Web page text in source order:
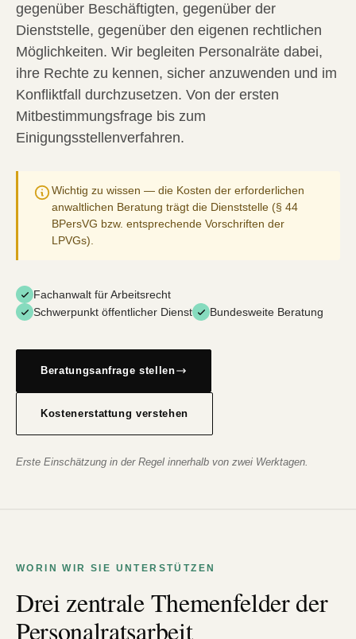
gegenüber Beschäftigten, gegenüber der
Dienststelle, gegenüber den eigenen rechtlichen
Möglichkeiten. Wir begleiten Personalräte dabei,
ihre Rechte zu kennen, sicher anzuwenden und im
Konfliktfall durchzusetzen. Von der ersten
Mitbestimmungsfrage bis zum
Einigungsstellenverfahren.
Wichtig zu wissen — die Kosten der erforderlichen
anwaltlichen Beratung trägt die Dienststelle (§ 44
BPersVG bzw. entsprechende Vorschriften der
LPVGs).
Fachanwalt für Arbeitsrecht
Schwerpunkt öffentlicher Dienst
Bundesweite Beratung
Beratungsanfrage stellen
Kostenerstattung verstehen
Erste Einschätzung in der Regel innerhalb von zwei Werktagen.
WORIN WIR SIE UNTERSTÜTZEN
Drei zentrale Themenfelder der
Personalratsarbeit